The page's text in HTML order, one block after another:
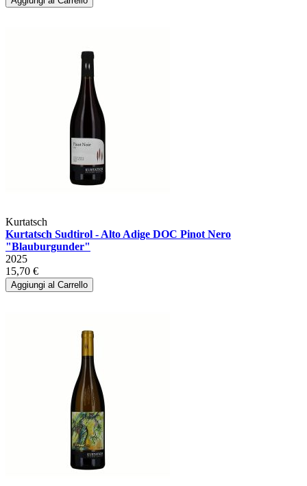
Kurtatsch
Kurtatsch Sudtirol - Alto Adige DOC Pinot Nero
"Blauburgunder"
2025
15,70 €
Aggiungi al Carrello